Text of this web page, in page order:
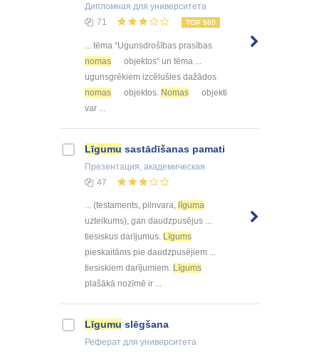
Дипломная для университета
71
TOP 500
... tēma “Ugunsdrošības prasības
nomas
objektos” un tēma ...
ugunsgrēkiem izcēlušies dažādos
nomas
objektos. Nomas
objekti
var ...
Līgumu sastādīšanas pamati
Презентация , академическая
47
... (testaments, pilnvara, līguma
uzteikums), gan daudzpusējus ...
tiesiskus darījumus. Līgums
pieskaitāms pie daudzpusējiem ...
tiesiskiem darījumiem. Līgums
plašākā nozīmē ir ...
Līgumu slēgšana
Реферат для университета